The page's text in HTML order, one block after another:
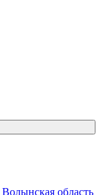
Волынская область